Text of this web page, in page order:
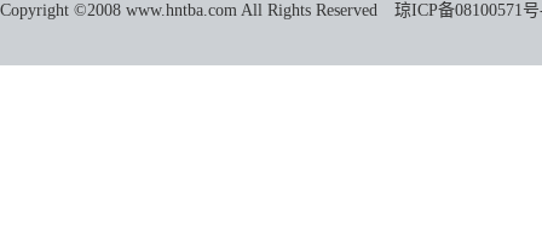
Copyright ©2008 www.hntba.com All Rights Reserved 琼ICP备08100571